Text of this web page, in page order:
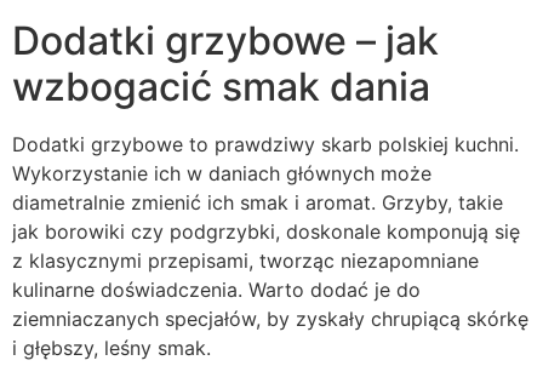
Dodatki grzybowe – jak
wzbogacić smak dania
Dodatki grzybowe to prawdziwy skarb polskiej kuchni.
Wykorzystanie ich w daniach głównych może
diametralnie zmienić ich smak i aromat. Grzyby, takie
jak borowiki czy podgrzybki, doskonale komponują się
z klasycznymi przepisami, tworząc niezapomniane
kulinarne doświadczenia. Warto dodać je do
ziemniaczanych specjałów, by zyskały chrupiącą skórkę
i głębszy, leśny smak.